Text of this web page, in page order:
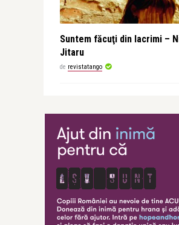
Suntem făcuţi din lacrimi –
Jitaru
de revistatango